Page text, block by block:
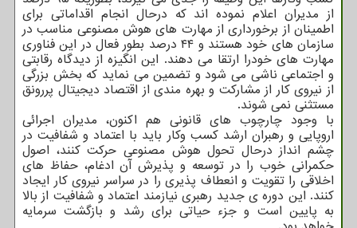
از مدیران اعلام نموده اند که درحال انجام اقداماتی برای
اطمینان از برخورداری از مهارت های هوش مصنوعی مناسب در
سازمان های خود هستند و ۴۴ درصد بطور فعال در این فناوری
مهارت های خودرا ارتقا می دهند. این انگیزه از دیدگاه رقابتی
و اجتماعی ناشی می شود و تضمین می نماید که بخش بزرگی
از نیروی کار از مشارکت و بهره مندی از اقتصاد دیجیتال پررونق
مستثنی نمی شوند.
با وجود چارچوب های قانونی هم اکنون، مدیران اجرائی
اروپایی و رهبران ارشد کسب وکار باید با اعتماد و شفافیت در
چشم انداز درحال تحول هوش مصنوعی حرکت کنند، اصول
حکمرانی خوب را در توسعه و پذیرش آن ادغام، حفاظ های
اخلاقی را تقویت و انعطاف پذیری را در سراسر نیروی کار ایجاد
کنند. این دوره ی جدید رهبری نیازمند اعتماد و شفافیت از بالا
به پایین است و جزء حیاتی برای رشد و بازگشت سرمایه